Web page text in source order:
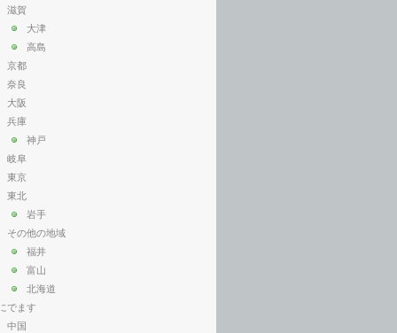
滋賀
大津
高島
京都
奈良
大阪
兵庫
神戸
岐阜
東京
東北
岩手
その他の地域
福井
富山
北海道
でます
中国